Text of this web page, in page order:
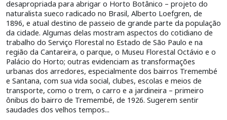
desapropriada para abrigar o Horto Botânico – projeto do
naturalista sueco radicado no Brasil, Alberto Loefgren, de
1896, e atual destino de passeio de grande parte da população
da cidade. Algumas delas mostram aspectos do cotidiano de
trabalho do Serviço Florestal no Estado de São Paulo e na
região da Cantareira, o parque, o Museu Florestal Octávio e o
Palácio do Horto; outras evidenciam as transformações
urbanas dos arredores, especialmente dos bairros Tremembé
e Santana, com sua vida social, clubes, escolas e meios de
transporte, como o trem, o carro e a jardineira – primeiro
ônibus do bairro de Tremembé, de 1926. Sugerem sentir
saudades dos velhos tempos...